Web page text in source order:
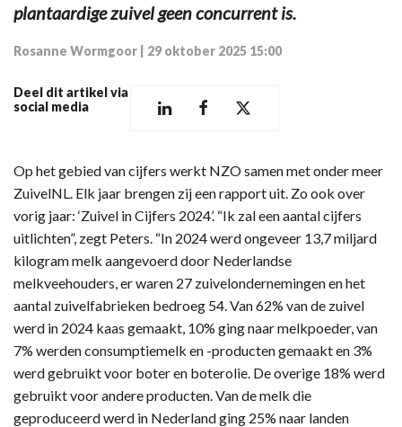
plantaardige zuivel geen concurrent is.
Rosanne Wormgoor 29 oktober 2025 15:00
Deel dit artikel via
social media
Op het gebied van cijfers werkt NZO samen met onder meer
ZuivelNL. Elk jaar brengen zij een rapport uit. Zo ook over
vorig jaar: ‘Zuivel in Cijfers 2024’. “Ik zal een aantal cijfers
uitlichten”, zegt Peters. “In 2024 werd ongeveer 13,7 miljard
kilogram melk aangevoerd door Nederlandse
melkveehouders, er waren 27 zuivelondernemingen en het
aantal zuivelfabrieken bedroeg 54. Van 62% van de zuivel
werd in 2024 kaas gemaakt, 10% ging naar melkpoeder, van
7% werden consumptiemelk en -producten gemaakt en 3%
werd gebruikt voor boter en boterolie. De overige 18% werd
gebruikt voor andere producten. Van de melk die
geproduceerd werd in Nederland ging 25% naar landen